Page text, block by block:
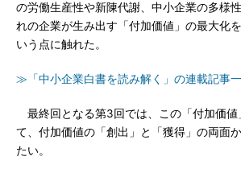
の労働生産性や新陳代謝、中小企業の多様
れの企業が生み出す「付加価値」の最大化
いう点に触れた。
≫「中小企業白書を読み解く」の連載記事
最終回となる第3回では、この「付加価値
て、付加価値の「創出」と「獲得」の両面
たい。